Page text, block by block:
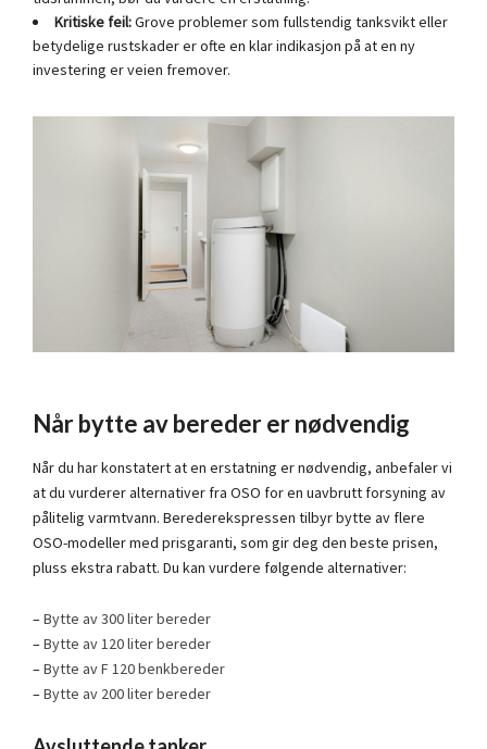
Kritiske feil:Grove problemer som fullstendig tanksvikt eller
betydelige rustskader er ofte en klar indikasjon på at en ny
investering er veien fremover.
Når bytte av bereder er nødvendig
Når du har konstatert at en erstatning er nødvendig, anbefaler vi
at du vurderer alternativer fra OSO for en uavbrutt forsyning av
pålitelig varmtvann. Berederekspressen tilbyr bytte av flere
OSO-modeller med prisgaranti, som gir deg den beste prisen,
pluss ekstra rabatt. Du kan vurdere følgende alternativer:
–Bytte av 300 liter bereder
–Bytte av 120 liter bereder
–Bytte av F 120 benkbereder
–Bytte av 200 liter bereder